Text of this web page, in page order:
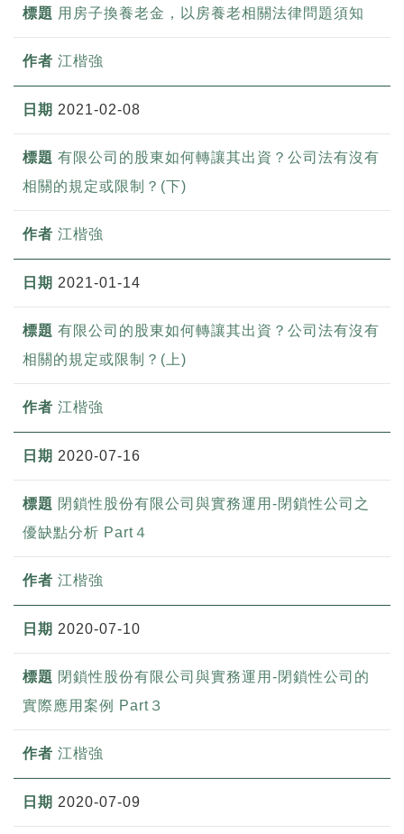
用房子換養老金，以房養老相關法律問題須知
江楷強
2021-02-08
有限公司的股東如何轉讓其出資？公司法有沒有
相關的規定或限制？(下)
江楷強
2021-01-14
有限公司的股東如何轉讓其出資？公司法有沒有
相關的規定或限制？(上)
江楷強
2020-07-16
閉鎖性股份有限公司與實務運用-閉鎖性公司之
優缺點分析 Part４
江楷強
2020-07-10
閉鎖性股份有限公司與實務運用-閉鎖性公司的
實際應用案例 Part３
江楷強
2020-07-09